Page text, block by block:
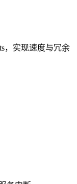
，实现速度与冗余